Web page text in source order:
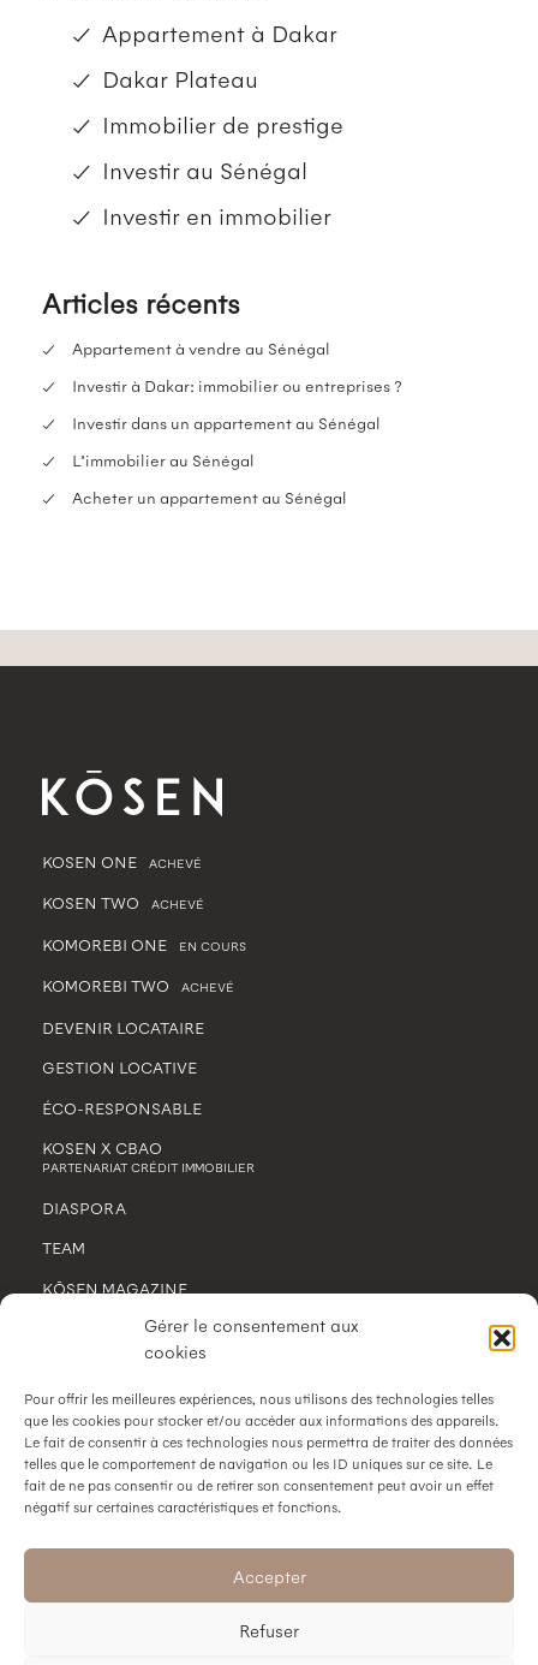
Gérer le consentement aux
cookies
Pour offrir les meilleures expériences, nous utilisons des technologies telles
que les cookies pour stocker et/ou accéder aux informations des appareils.
Le fait de consentir à ces technologies nous permettra de traiter des données
telles que le comportement de navigation ou les ID uniques sur ce site. Le
fait de ne pas consentir ou de retirer son consentement peut avoir un effet
négatif sur certaines caractéristiques et fonctions.
Accepter
Refuser
Appartement à Dakar
Dakar Plateau
Immobilier de prestige
Investir au Sénégal
Investir en immobilier
Articles récents
Appartement à vendre au Sénégal
Investir à Dakar: immobilier ou entreprises ?
Investir dans un appartement au Sénégal
L’immobilier au Sénégal
Acheter un appartement au Sénégal
KOSEN ONE ACHEVÉ
KOSEN TWO ACHEVÉ
KOMOREBI ONE EN COURS
KOMOREBI TWO ACHEVÉ
DEVENIR LOCATAIRE
GESTION LOCATIVE
ÉCO-RESPONSABLE
KOSEN X CBAO
PARTENARIAT CRÉDIT IMMOBILIER
DIASPORA
TEAM
KŌSEN MAGAZINE
POLITIQUE DE CONFIDENTIALITÉ